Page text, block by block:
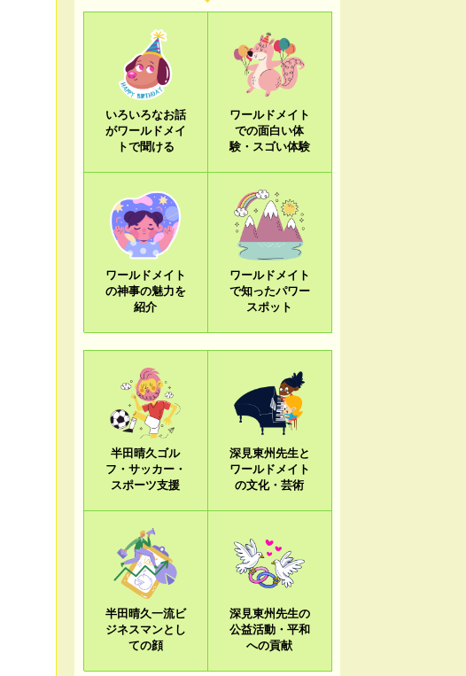
いろいろなお話
がワールドメイ
トで聞ける
ワールドメイト
での面白い体
験・スゴい体験
ワールドメイト
の神事の魅力を
紹介
ワールドメイト
で知ったパワー
スポット
半田晴久ゴル
フ・サッカー・
スポーツ支援
深見東州先生と
ワールドメイト
の文化・芸術
半田晴久一流ビ
ジネスマンとし
ての顔
深見東州先生の
公益活動・平和
への貢献